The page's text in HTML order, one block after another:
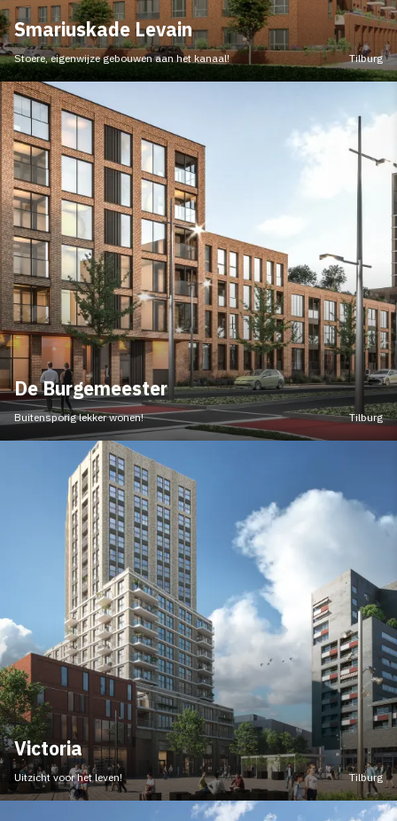
Smariuskade Levain
Stoere, eigenwijze gebouwen aan het kanaal! Tilburg
De Burgemeester
Buitensporig lekker wonen! Tilburg
Victoria
Uitzicht voor het leven! Tilburg